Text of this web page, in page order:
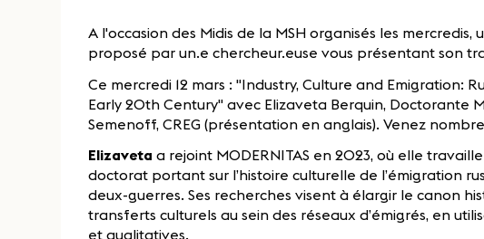
A l'occasion des Midis de la MSH organisés les mercredis,
proposé par un.e chercheur.euse vous présentant son
Ce mercredi 12 mars : "Industry, Culture and Emigration:
Early 20th Century" avec Elizaveta Berquin, Doctorante
Semenoff, CREG (présentation en anglais). Venez
Elizaveta a rejoint MODERNITAS en 2023, où elle
doctorat portant sur l’histoire culturelle de l’émigration
deux-guerres. Ses recherches visent à élargir le canon
transferts culturels au sein des réseaux d’émigrés, en
et qualitatives.